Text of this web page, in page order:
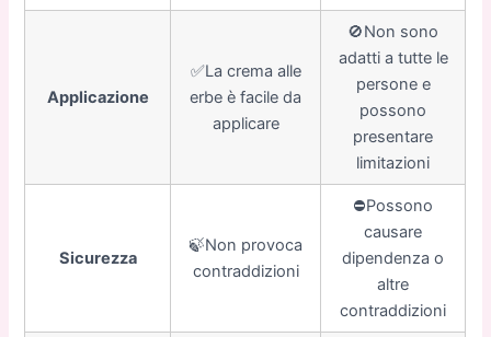
Applicazione
✅La crema alle
erbe è facile da
applicare
🚫Non sono
adatti a tutte le
persone e
possono
presentare
limitazioni
Sicurezza
🍃Non provoca
contraddizioni
⛔️Possono
causare
dipendenza o
altre
contraddizioni